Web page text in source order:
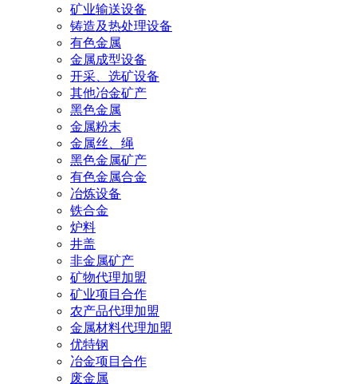
矿业输送设备
铸造及热处理设备
有色金属
金属成型设备
开采、选矿设备
其他冶金矿产
黑色金属
金属粉末
金属丝、绳
黑色金属矿产
有色金属合金
冶炼设备
铁合金
炉料
井盖
非金属矿产
矿物代理加盟
矿业项目合作
农产品代理加盟
金属材料代理加盟
优特钢
冶金项目合作
废金属